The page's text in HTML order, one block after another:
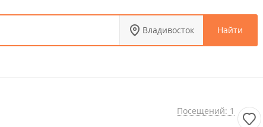
Владивосток Найти
Посещений: 1